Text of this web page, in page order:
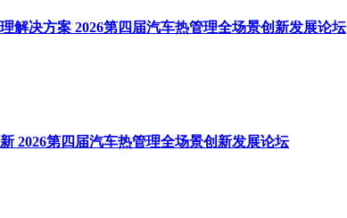
解决方案 2026第四届汽车热管理全场景创新发展论坛
2026第四届汽车热管理全场景创新发展论坛